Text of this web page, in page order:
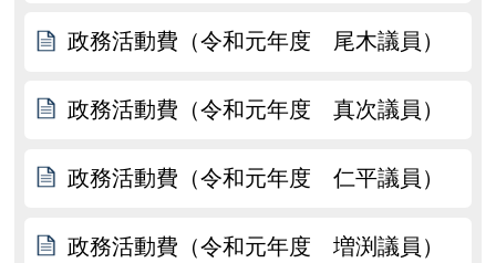
政務活動費（令和元年度 尾木議員）
政務活動費（令和元年度 真次議員）
政務活動費（令和元年度 仁平議員）
政務活動費（令和元年度 増渕議員）